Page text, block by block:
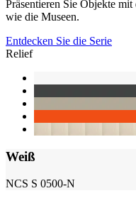
Präsentieren Sie Objekte
wie die Museen.
Entdecken Sie die Serie
Relief
Weiß
NCS S 0500-N